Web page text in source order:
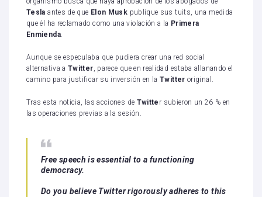
Teslaantes de que Elon Musk publique sus tuits, una medida
que él ha reclamado como una violación a la Primera
Enmienda.
Aunque se especulaba que pudiera crear una red social
alternativa aTwitter, parece que en realidad estaba allanando el
camino para justificar su inversión en laTwitter original.
Tras esta noticia, las acciones de Twitte r subieron un 26 % en
las operaciones previas a la sesión.
Free speech is essential to a functioning
democracy.
Do you believe Twitter rigorously adheres to this